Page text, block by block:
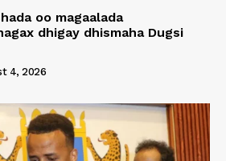
oo magaalada
dhigay dhismaha Dugsi
4, 2026